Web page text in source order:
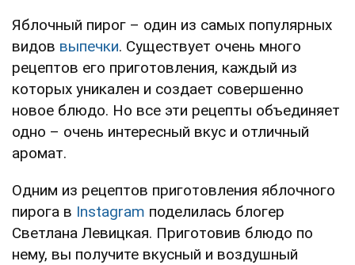
Яблочный пирог – один из самых популярных
видов выпечки. Существует очень много
рецептов его приготовления, каждый из
которых уникален и создает совершенно
новое блюдо. Но все эти рецепты объединяет
одно – очень интересный вкус и отличный
аромат.
Одним из рецептов приготовления яблочного
пирога в Instagram поделилась блогер
Светлана Левицкая. Приготовив блюдо по
нему, вы получите вкусный и воздушный